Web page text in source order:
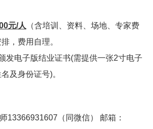
元/人
（含培训、资料、场地、专家费
，费用自理。
发电子版结业证书(需提供一张2寸电子
及身份证号)。
13366931607（同微信） 邮箱：